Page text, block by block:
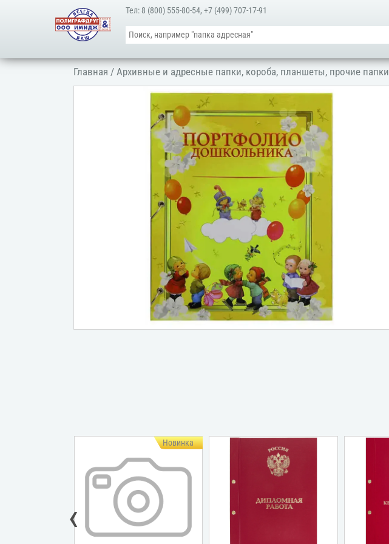
Тел: 8 (800) 555-80-54,+7 (499) 707-17-91
Главная /Архивные и адресные папки, короба, планшеты, прочие папки
Новинка
‹